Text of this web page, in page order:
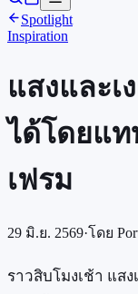
Spotlight
Inspiration
แสงและเ
ได้โดยแท
เฟรม
29 มิ.ย. 2569·โดย
ราวสิบโมงเช้า แส